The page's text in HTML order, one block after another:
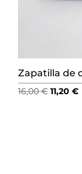
Zapatilla de
16,00€El
11,20€El